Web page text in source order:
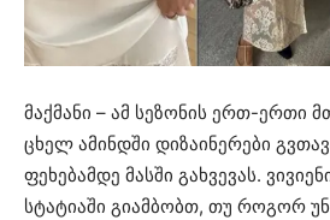
მაქმანი – ამ სეზონის ერთ-ერთი
ცხელ ამინდში დიზაინერები
ფეხებამდე მასში გახვევას.
სტატიაში გიამბობთ, თუ როგორ